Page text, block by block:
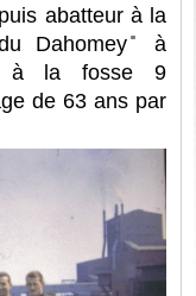
abatteur à la
Dahomey ̎ à
et à la fosse 9
de 63 ans par